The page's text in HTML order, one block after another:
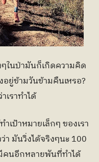
ในป่ามันก็เกิดความคิด
อยู่ข้ามวันข้ามคืนเหรอ?
เราทำได้
เป้าหมายเล็กๆ ของเรา
า มันวิ่งได้จริงๆนะ 100
มีคนอีกหลายพันที่ทำได้